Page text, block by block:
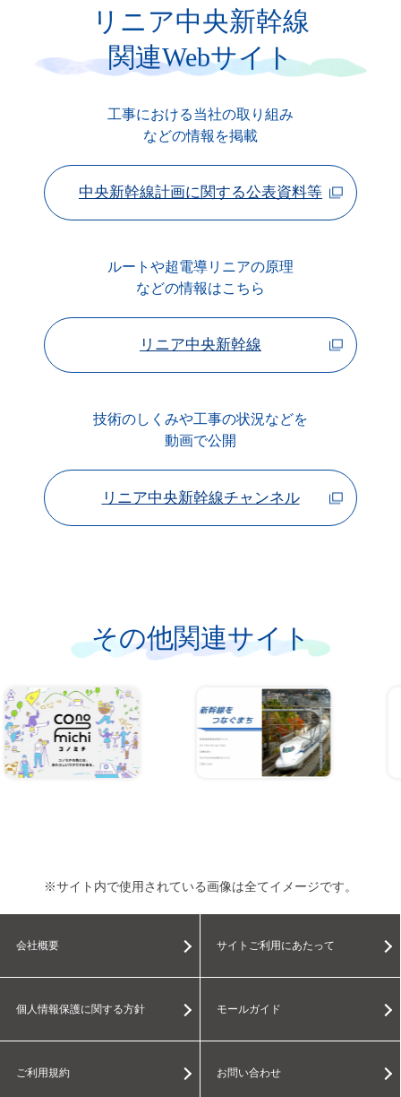
リニア中央新幹線
関連Webサイト
工事における当社の取り組み
などの情報を掲載
中央新幹線計画に関する公表資料等
ルートや超電導リニアの原理
などの情報はこちら
リニア中央新幹線
技術のしくみや工事の状況などを
動画で公開
リニア中央新幹線チャンネル
その他関連サイト
※サイト内で使用されている画像は全てイメージです。
会社概要 サイトご利用にあたって
個人情報保護に関する方針 モールガイド
ご利用規約 お問い合わせ